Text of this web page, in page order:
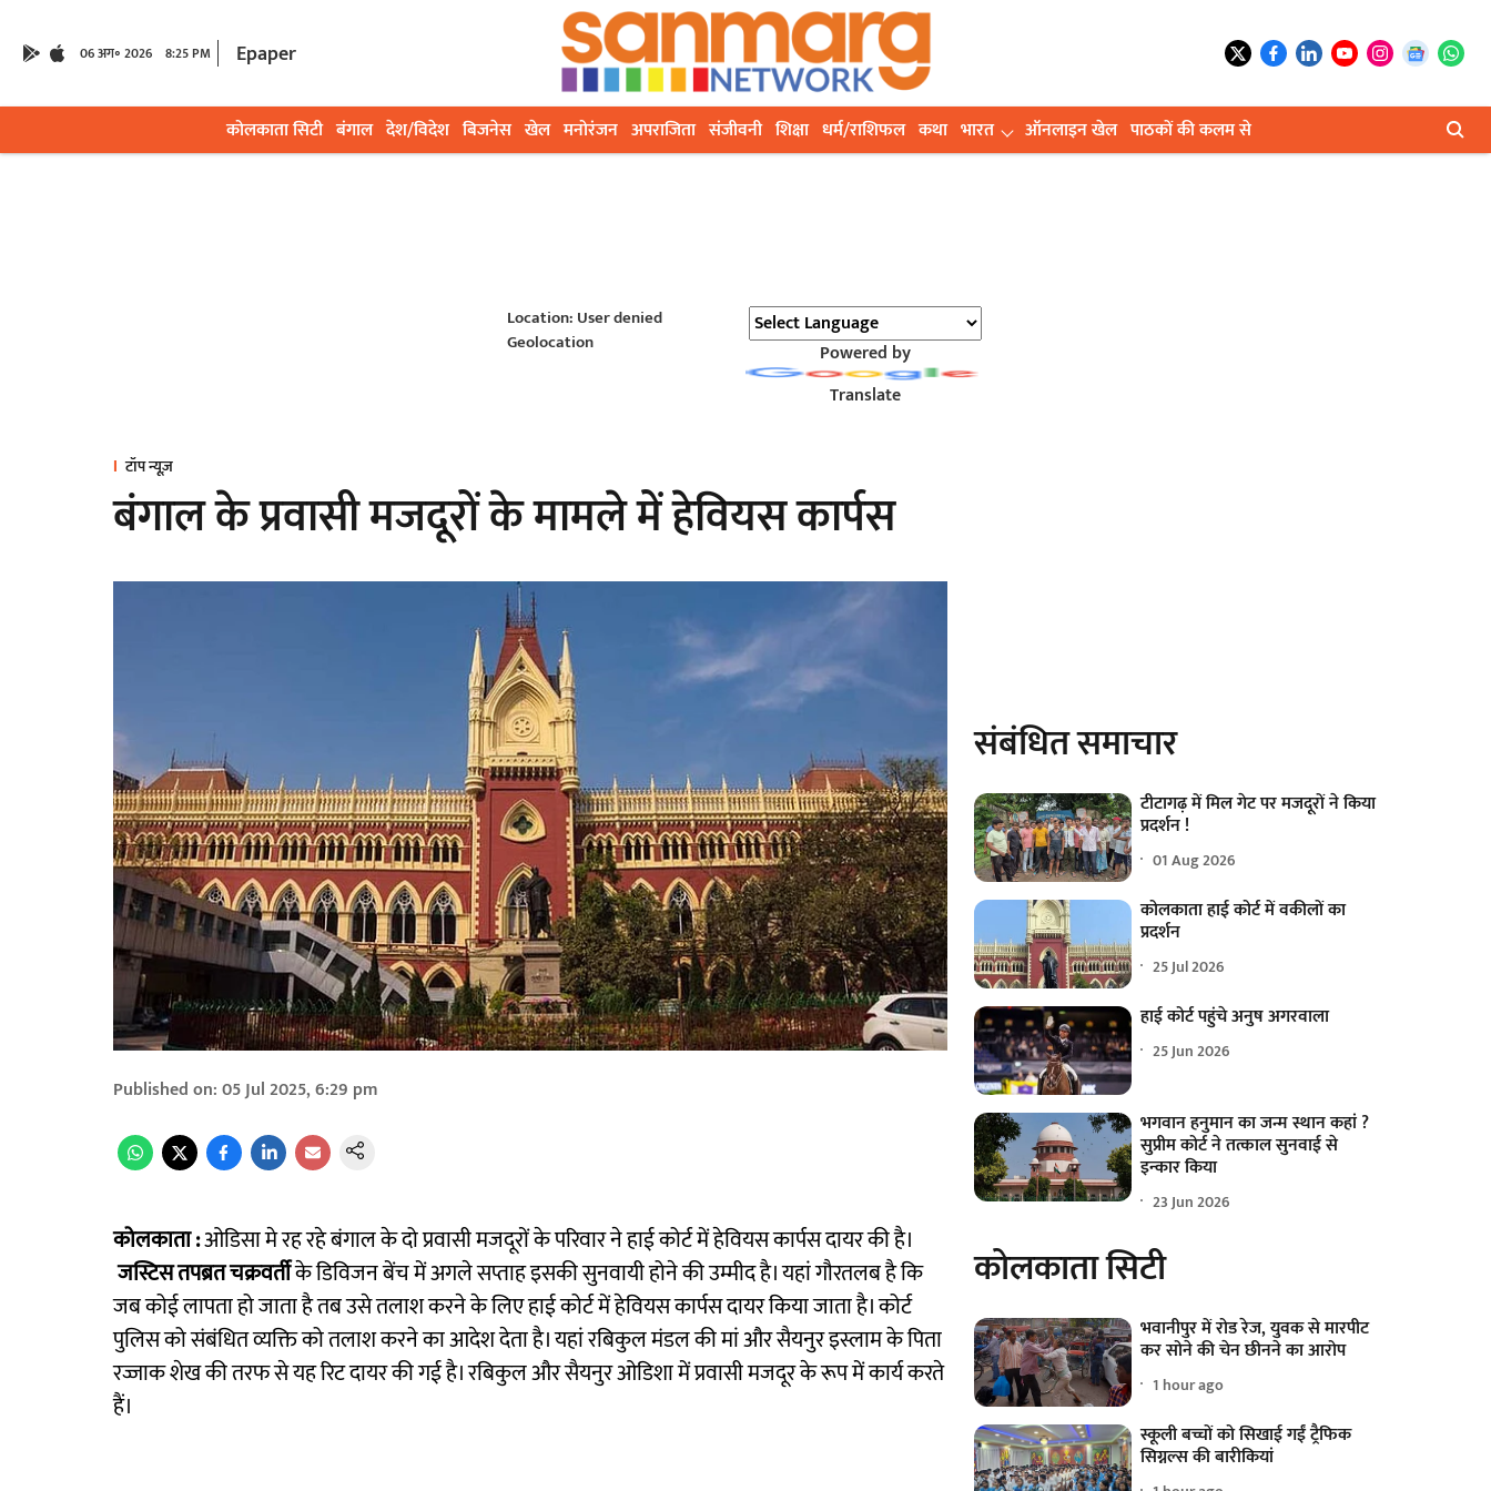
06 अग॰ 2026 8:25 PM Epaper
कोलकाता सिटी बंगाल देश/विदेश बिजनेस खेल मनोरंजन अपराजिता संजीवनी शिक्षा धर्म/राशिफल कथा भारत ऑनलाइन खेल पाठकों की कलम से
Location: User denied
Geolocation
Powered by
Translate
टॉप न्यूज़
बंगाल के प्रवासी मजदूरों के मामले में हेवियस कार्पस
Published on:05 Jul 2025, 6:29 pm
कोलकाता :ओडिसा मे रह रहे बंगाल के दो प्रवासी मजदूरों के परिवार ने हाई कोर्ट में हेवियस कार्पस दायर की है।
जस्टिस तपब्रत चक्रवर्तीके डिविजन बेंच में अगले सप्ताह इसकी सुनवायी होने की उम्मीद है। यहां गौरतलब है कि
जब कोई लापता हो जाता है तब उसे तलाश करने के लिए हाई कोर्ट में हेवियस कार्पस दायर किया जाता है। कोर्ट
पुलिस को संबंधित व्यक्ति को तलाश करने का आदेश देता है। यहां रबिकुल मंडल की मां और सैयनुर इस्लाम के पिता
रज्जाक शेख की तरफ से यह रिट दायर की गई है। रबिकुल और सैयनुर ओडिशा में प्रवासी मजदूर के रूप में कार्य करते
हैं।
संबंधित समाचार
टीटागढ़ में मिल गेट पर मजदूरों ने किया
प्रदर्शन !
01 Aug 2026
कोलकाता हाई कोर्ट में वकीलों का
प्रदर्शन
25 Jul 2026
हाई कोर्ट पहुंचे अनुष अगरवाला
25 Jun 2026
भगवान हनुमान का जन्म स्थान कहां ?
सुप्रीम कोर्ट ने तत्काल सुनवाई से
इन्कार किया
23 Jun 2026
कोलकाता सिटी
भवानीपुर में रोड रेज, युवक से मारपीट
कर सोने की चेन छीनने का आरोप
1 hour ago
स्कूली बच्चों को सिखाई गईं ट्रैफिक
सिग्नल्स की बारीकियां